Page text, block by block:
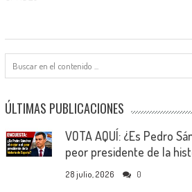
ÚLTIMAS PUBLICACIONES
VOTA AQUÍ: ¿Es Pedro
peor presidente de la
28 julio, 2026 0